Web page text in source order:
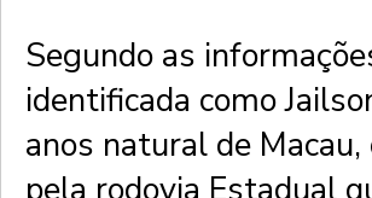
Segundo as
identificada como
anos natural de